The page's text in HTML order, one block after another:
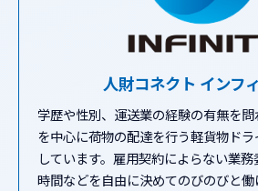
人財コネクト インフ
学歴や性別、運送業の経験の有無を
を中心に荷物の配達を行う軽貨物ド
しています。雇用契約によらない業
時間などを自由に決めてのびのびと働